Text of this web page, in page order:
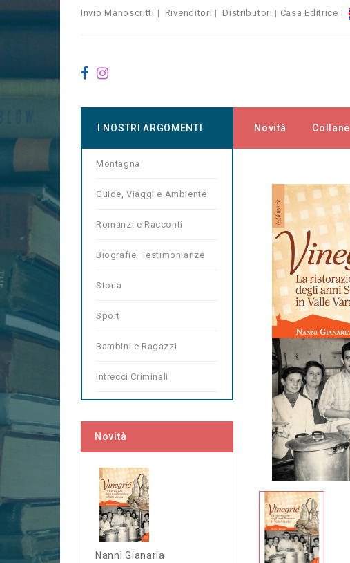
Invio Manoscritti | Rivenditori | Distributori | Casa Editrice |
Novità Collane
I NOSTRI ARGOMENTI
Montagna
Guide, Viaggi e Ambiente
Romanzi e Racconti
Biografie, Testimonianze
Storia
Sport
Bambini e Ragazzi
Intrecci Criminali
Novità
Nanni Gianaria